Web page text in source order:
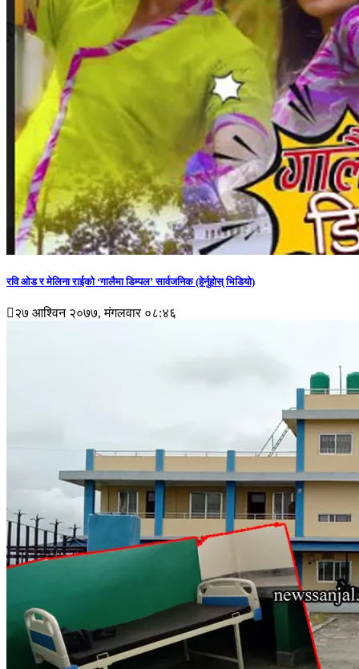
रवि ओड र मेलिना राईको ‘गालैमा डिम्पल’ सार्वजनिक (हेर्नुहोस् भिडियो)
२७ आश्विन २०७७, मंगलवार ०८:४६